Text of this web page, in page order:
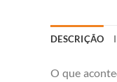
DESCRIÇÃO
O que